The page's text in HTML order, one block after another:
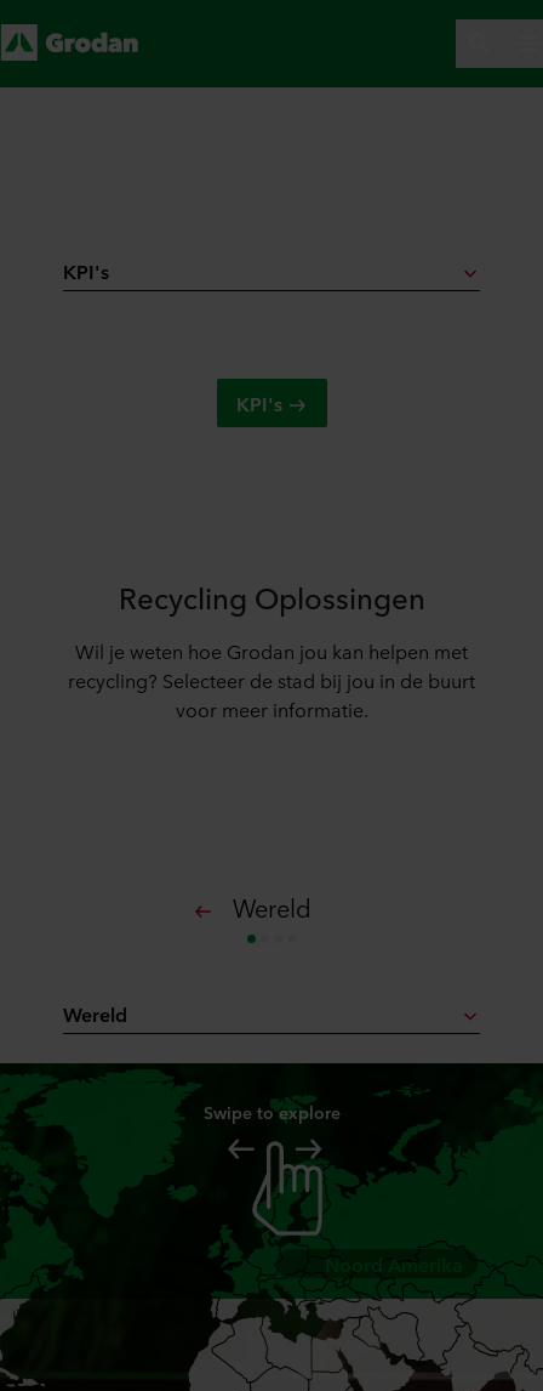
KPI's
KPI's
Recycling Oplossingen
Wil je weten hoe Grodan jou kan helpen met
recycling? Selecteer de stad bij jou in de buurt
voor meer informatie.
Wereld
Wereld
Swipe to explore
Noord Amerika